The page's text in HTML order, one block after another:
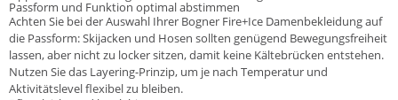
Passform und Funktion optimal abstimmen
Achten Sie bei der Auswahl Ihrer Bogner Fire+Ice Damenbekleidung auf
die Passform: Skijacken und Hosen sollten genügend Bewegungsfreiheit
lassen, aber nicht zu locker sitzen, damit keine Kältebrücken entstehen.
Nutzen Sie das Layering-Prinzip, um je nach Temperatur und
Aktivitätslevel flexibel zu bleiben.